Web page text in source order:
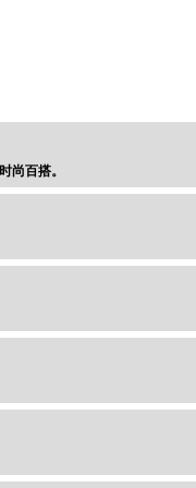
尚百搭。